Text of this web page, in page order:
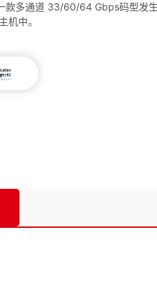
款多通道 33/60/64 Gbps码型发
机中。